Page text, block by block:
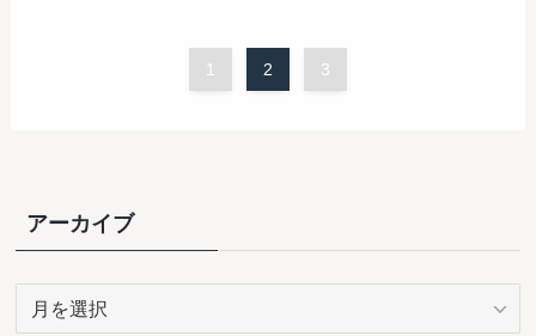
1 2 3
アーカイブ